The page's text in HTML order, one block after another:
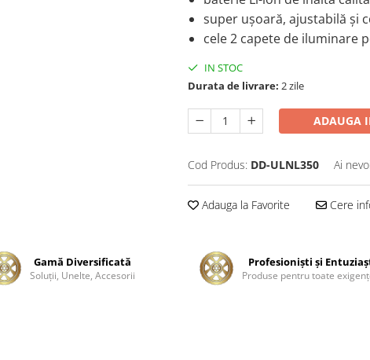
super ușoară, ajustabilă și
cele 2 capete de iluminare
IN STOC
Durata de livrare: 2 zile
ADAUGA
Cod Produs: DD-ULNL350 Ai
Adauga la Favorite Cere
Gamă Diversificată
Soluţii, Unelte, Accesorii
Profesionişti şi
Produse pentru toate